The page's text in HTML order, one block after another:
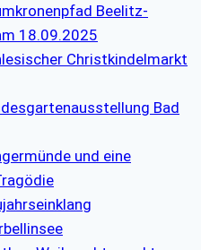
Beelitz-
18.09.2025
Christkindelmarkt
Bad
und eine